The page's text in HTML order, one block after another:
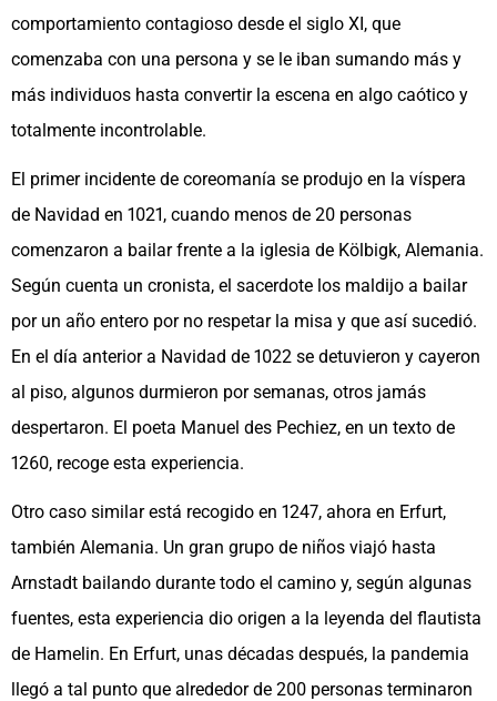
comportamiento contagioso desde el siglo XI, que
comenzaba con una persona y se le iban sumando más y
más individuos hasta convertir la escena en algo caótico y
totalmente incontrolable.
El primer incidente de coreomanía se produjo en la víspera
de Navidad en 1021, cuando menos de 20 personas
comenzaron a bailar frente a la iglesia de Kölbigk, Alemania.
Según cuenta un cronista, el sacerdote los maldijo a bailar
por un año entero por no respetar la misa y que así sucedió.
En el día anterior a Navidad de 1022 se detuvieron y cayeron
al piso, algunos durmieron por semanas, otros jamás
despertaron. El poeta Manuel des Pechiez, en un texto de
1260, recoge esta experiencia.
Otro caso similar está recogido en 1247, ahora en Erfurt,
también Alemania. Un gran grupo de niños viajó hasta
Arnstadt bailando durante todo el camino y, según algunas
fuentes, esta experiencia dio origen a la leyenda del flautista
de Hamelin. En Erfurt, unas décadas después, la pandemia
llegó a tal punto que alrededor de 200 personas terminaron